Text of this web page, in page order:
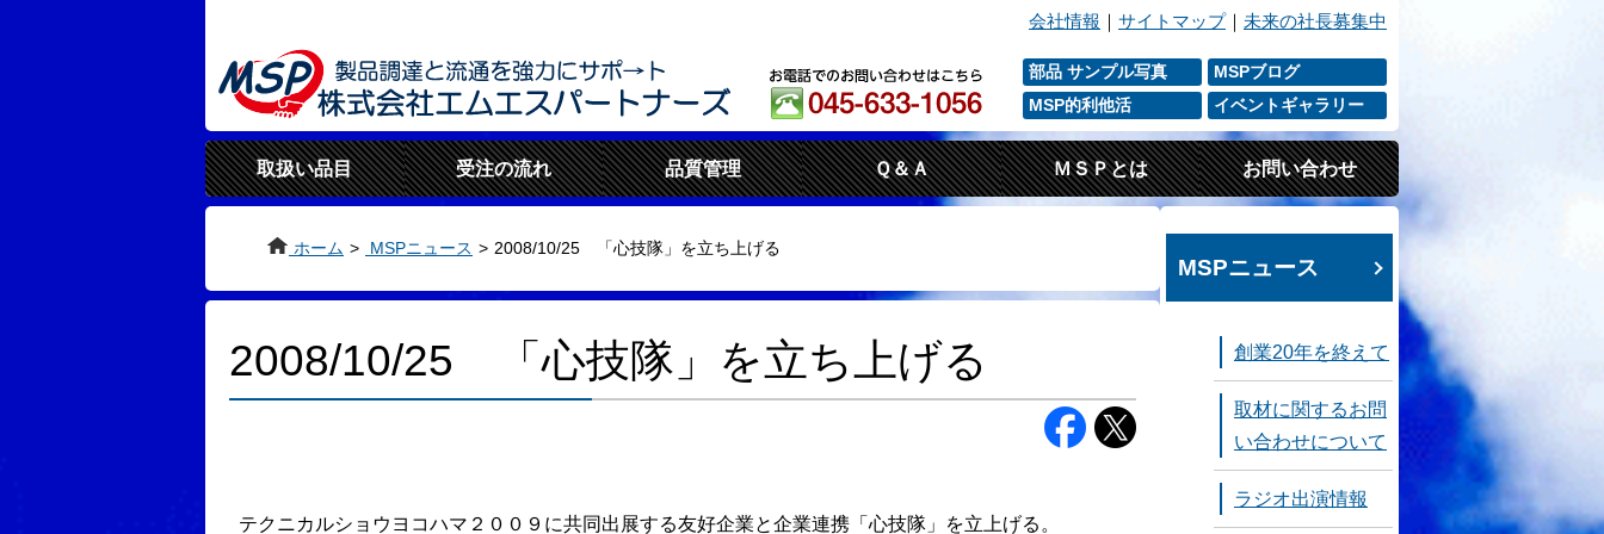
会社情報 ｜ サイトマップ｜ 未来の社長募集中
部品 サンプル写真
MSPブログ
MSP的利他活
イベントギャラリー
取扱い品目 受注の流れ 品質管理 Ｑ＆Ａ ＭＳＰとは お問い合わせ
ホーム > MSPニュース > 2008/10/25 「心技隊」を立ち上げる
2008/10/25 「心技隊」を立ち上げる
テクニカルショウヨコハマ２００９に共同出展する友好企業と企業連携「心技隊」を立上げる。
MSPニュース
創業20年を終えて
取材に関するお問
い合わせについて
ラジオ出演情報